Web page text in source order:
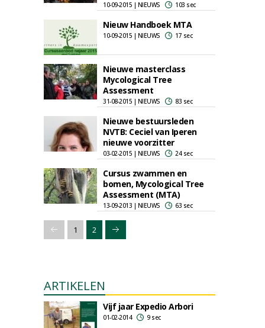
10-09-2015 | NIEUWS 103 sec
Nieuw Handboek MTA
10-09-2015 | NIEUWS 17 sec
Nieuwe masterclass
Mycological Tree
Assessment
31-08-2015 | NIEUWS 83 sec
Nieuwe bestuursleden
NVTB: Ceciel van Iperen
nieuwe voorzitter
03-02-2015 | NIEUWS 24 sec
Cursus zwammen en
bomen, Mycological Tree
Assessment (MTA)
13-09-2013 | NIEUWS 63 sec
1 2
ARTIKELEN
Vijf jaar Expedio Arbori
01-02-2014 9 sec